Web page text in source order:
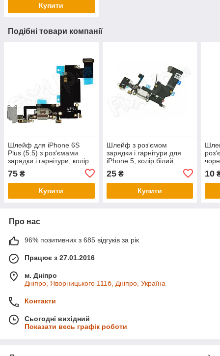
Купити
Подібні товари компанії
Шлейф для iPhone 6S
Plus (5.5) з роз'ємами
зарядки і гарнітури, колір
сірий, Китай високої якості
75 ₴
Купити
Шлейф з роз'ємом
зарядки і гарнітури для
iPhone 5, колір білий
25₴
Купити
10
Про нас
96% позитивних з 685 відгуків за рік
Працює з 27.01.2016
м. Дніпро
Дніпро, Яворницького 111б, Дніпро, Україна
Контакти
Сьогодні вихідний
Показати весь графік роботи